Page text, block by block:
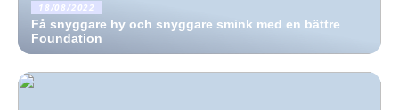
18/08/2022
Få snyggare hy och snyggare smink med en bättre
Foundation